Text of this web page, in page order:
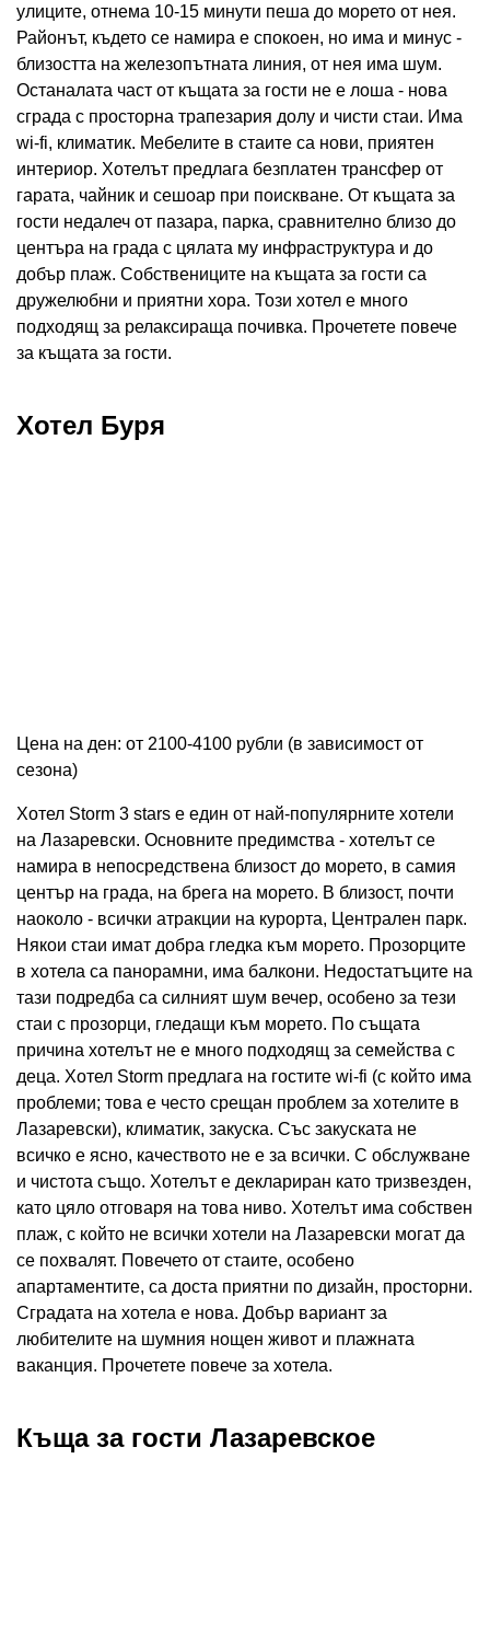
улиците, отнема 10-15 минути пеша до морето от нея.
Районът, където се намира е спокоен, но има и минус -
близостта на железопътната линия, от нея има шум.
Останалата част от къщата за гости не е лоша - нова
сграда с просторна трапезария долу и чисти стаи. Има
wi-fi, климатик. Мебелите в стаите са нови, приятен
интериор. Хотелът предлага безплатен трансфер от
гарата, чайник и сешоар при поискване. От къщата за
гости недалеч от пазара, парка, сравнително близо до
центъра на града с цялата му инфраструктура и до
добър плаж. Собствениците на къщата за гости са
дружелюбни и приятни хора. Този хотел е много
подходящ за релаксираща почивка. Прочетете повече
за къщата за гости.
Хотел Буря
Цена на ден: от 2100-4100 рубли (в зависимост от
сезона)
Хотел Storm 3 stars е един от най-популярните хотели
на Лазаревски. Основните предимства - хотелът се
намира в непосредствена близост до морето, в самия
център на града, на брега на морето. В близост, почти
наоколо - всички атракции на курорта, Централен парк.
Някои стаи имат добра гледка към морето. Прозорците
в хотела са панорамни, има балкони. Недостатъците на
тази подредба са силният шум вечер, особено за тези
стаи с прозорци, гледащи към морето. По същата
причина хотелът не е много подходящ за семейства с
деца. Хотел Storm предлага на гостите wi-fi (с който има
проблеми; това е често срещан проблем за хотелите в
Лазаревски), климатик, закуска. Със закуската не
всичко е ясно, качеството не е за всички. С обслужване
и чистота също. Хотелът е деклариран като тризвезден,
като цяло отговаря на това ниво. Хотелът има собствен
плаж, с който не всички хотели на Лазаревски могат да
се похвалят. Повечето от стаите, особено
апартаментите, са доста приятни по дизайн, просторни.
Сградата на хотела е нова. Добър вариант за
любителите на шумния нощен живот и плажната
ваканция. Прочетете повече за хотела.
Къща за гости Лазаревское